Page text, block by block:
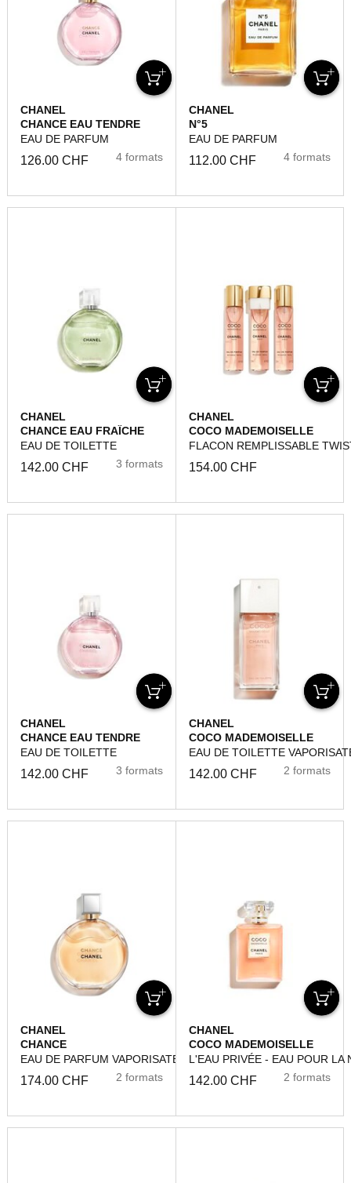
CHANEL
CHANCE EAU TENDRE
EAU DE PARFUM
126.00 CHF 4 formats
CHANEL
N°5
EAU DE PARFUM
112.00 CHF 4 formats
CHANEL
CHANCE EAU FRAÎCHE
EAU DE TOILETTE
142.00 CHF 3 formats
CHANEL
COCO MADEMOISELLE
FLACON REMPLISSABLE
154.00 CHF
CHANEL
CHANCE EAU TENDRE
EAU DE TOILETTE
142.00 CHF 3 formats
CHANEL
COCO MADEMOISELLE
EAU DE TOILETTE
142.00 CHF 2 formats
CHANEL
CHANCE
EAU DE PARFUM VAPORISATEUR
174.00 CHF 2 formats
CHANEL
COCO MADEMOISELLE
L'EAU PRIVÉE - EAU POUR LA
142.00 CHF 2 formats